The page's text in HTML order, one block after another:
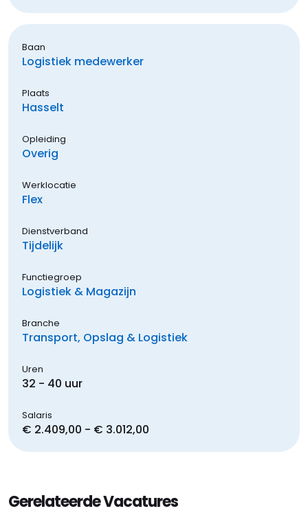
Baan
Logistiek medewerker
Plaats
Hasselt
Opleiding
Overig
Werklocatie
Flex
Dienstverband
Tijdelijk
Functiegroep
Logistiek & Magazijn
Branche
Transport, Opslag & Logistiek
Uren
32 - 40 uur
Salaris
€ 2.409,00 - € 3.012,00
Gerelateerde Vacatures